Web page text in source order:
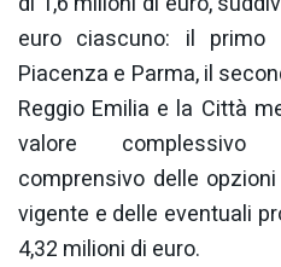
euro ciascuno: il primo
Piacenza e Parma, il
Reggio Emilia e la Città
valore complessivo
comprensivo delle
vigente e delle eventuali
4,32 milioni di euro.